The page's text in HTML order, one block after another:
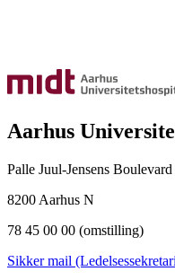
Aarhus
Palle Juul-Jensens
8200 Aarhus N
78 45 00 00 (omstilling)
Sikker mail